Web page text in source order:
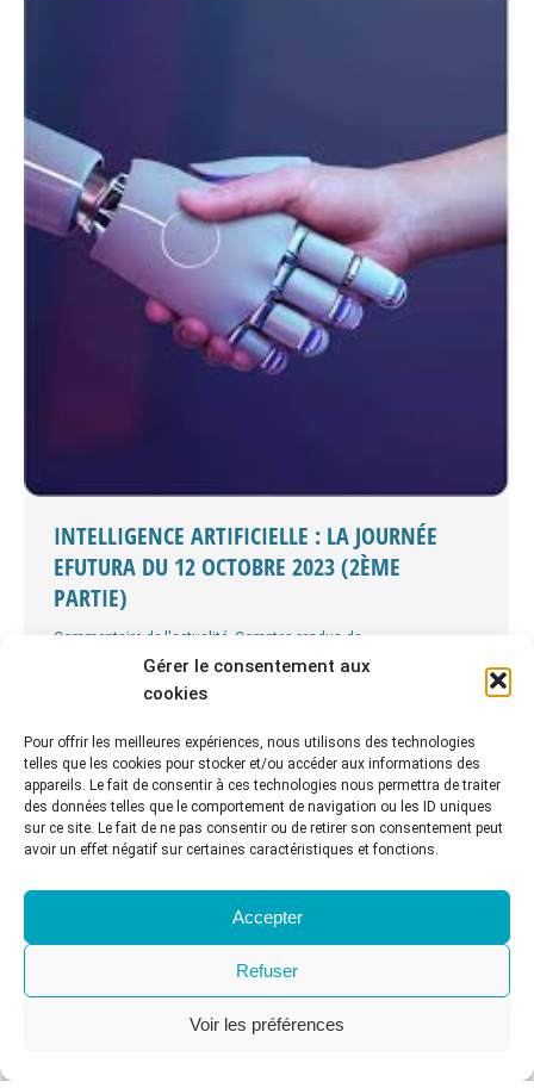
Gérer le consentement aux
cookies
Pour offrir les meilleures expériences, nous utilisons des technologies
telles que les cookies pour stocker et/ou accéder aux informations des
appareils. Le fait de consentir à ces technologies nous permettra de traiter
des données telles que le comportement de navigation ou les ID uniques
sur ce site. Le fait de ne pas consentir ou de retirer son consentement peut
avoir un effet négatif sur certaines caractéristiques et fonctions.
Accepter
Refuser
Voir les préférences
INTELLIGENCE ARTIFICIELLE : LA JOURNÉE
EFUTURA DU 12 OCTOBRE 2023 (2ÈME
PARTIE)
Commentaire de l'actualité Comptes rendus de
manifestations,Intelligence artificielle,L'archivage managérial
A l’heure où les instances de l’Union Européenne
convergent sur la rédaction de l’AI Act, voici quelques
idées retenues de la 2ème table ronde de la Journée
de la Transformation Numérique eFutura du 12
octobre, sur le thème « Augmentation ou
participants s’accordent pour dire que le problème